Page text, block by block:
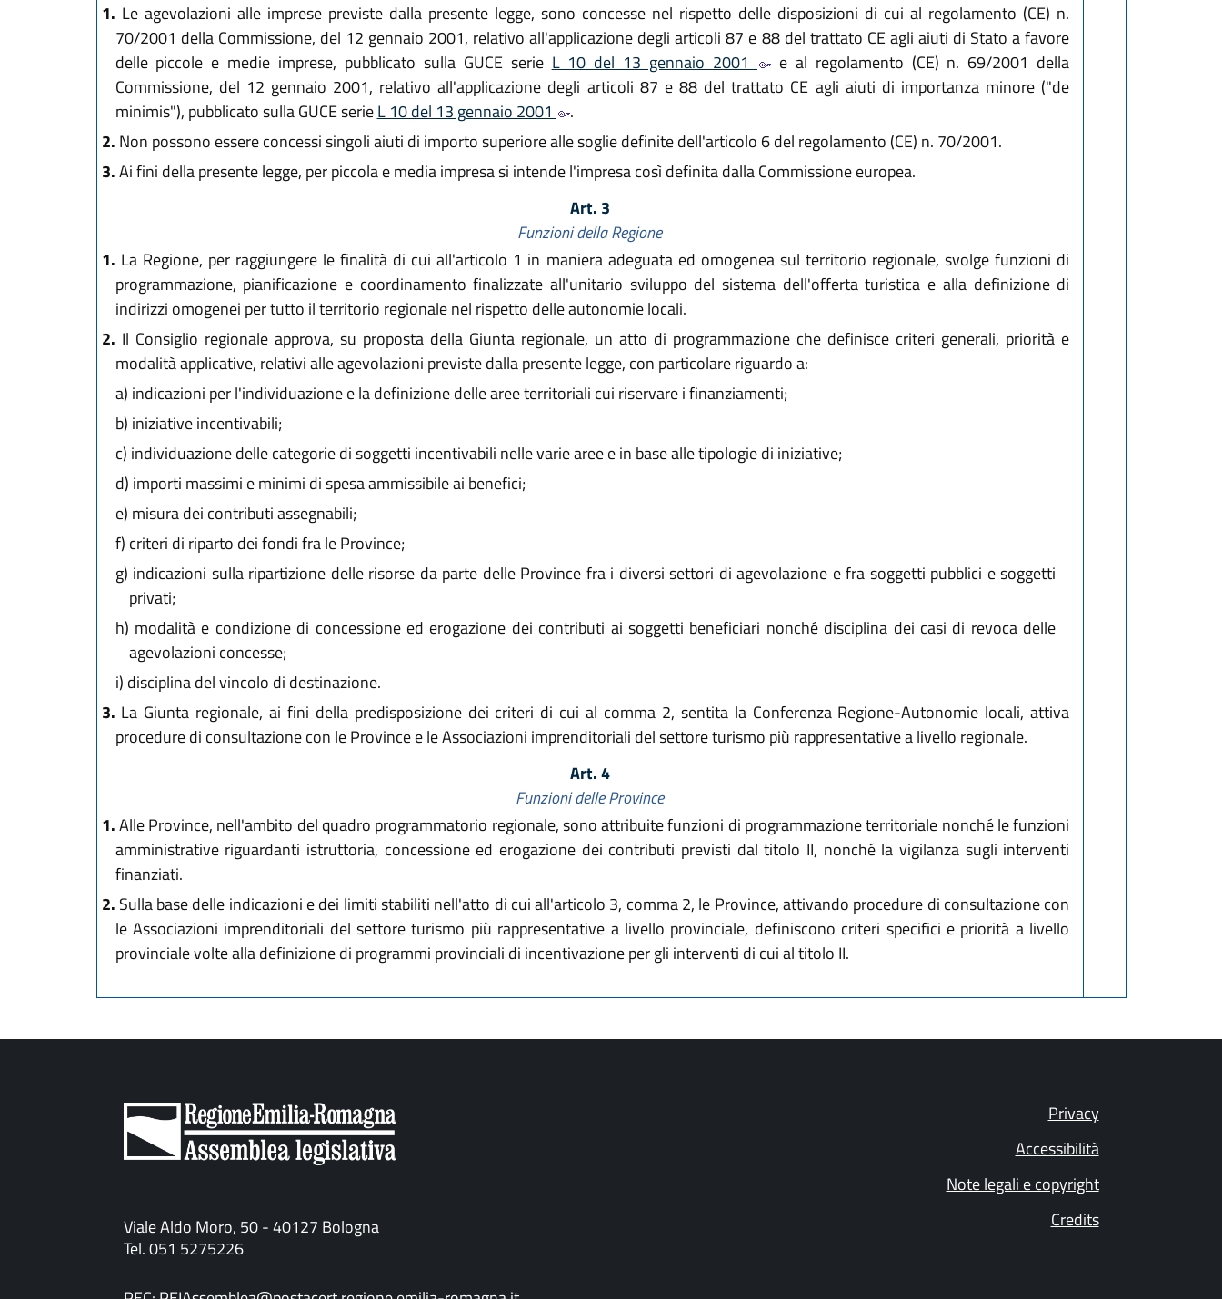
1. Le agevolazioni alle imprese previste dalla presente legge, sono concesse nel rispetto delle disposizioni di cui al regolamento (CE) n.
70/2001 della Commissione, del 12 gennaio 2001, relativo all'applicazione degli articoli 87 e 88 del trattato CE agli aiuti di Stato a favore
delle piccole e medie imprese, pubblicato sulla GUCE serie L 10 del 13 gennaio 2001
e al regolamento (CE) n. 69/2001 della
Commissione, del 12 gennaio 2001, relativo all'applicazione degli articoli 87 e 88 del trattato CE agli aiuti di importanza minore ("de
minimis"), pubblicato sulla GUCE serieL 10 del 13 gennaio 2001
.
2. Non possono essere concessi singoli aiuti di importo superiore alle soglie definite dell'articolo 6 del regolamento (CE) n. 70/2001.
3.Ai fini della presente legge, per piccola e media impresa si intende l'impresa così definita dalla Commissione europea.
Art. 3
Funzioni della Regione
1. La Regione, per raggiungere le finalità di cui all'articolo 1 in maniera adeguata ed omogenea sul territorio regionale, svolge funzioni di
programmazione, pianificazione e coordinamento finalizzate all'unitario sviluppo del sistema dell'offerta turistica e alla definizione di
indirizzi omogenei per tutto il territorio regionale nel rispetto delle autonomie locali.
2. Il Consiglio regionale approva, su proposta della Giunta regionale, un atto di programmazione che definisce criteri generali, priorità e
modalità applicative, relativi alle agevolazioni previste dalla presente legge, con particolare riguardo a:
a) indicazioni per l'individuazione e la definizione delle aree territoriali cui riservare i finanziamenti;
b) iniziative incentivabili;
c) individuazione delle categorie di soggetti incentivabili nelle varie aree e in base alle tipologie di iniziative;
d) importi massimi e minimi di spesa ammissibile ai benefici;
e) misura dei contributi assegnabili;
f) criteri di riparto dei fondi fra le Province;
g) indicazioni sulla ripartizione delle risorse da parte delle Province fra i diversi settori di agevolazione e fra soggetti pubblici e soggetti
privati;
h) modalità e condizione di concessione ed erogazione dei contributi ai soggetti beneficiari nonché disciplina dei casi di revoca delle
agevolazioni concesse;
i) disciplina del vincolo di destinazione.
3. La Giunta regionale, ai fini della predisposizione dei criteri di cui al comma 2, sentita la Conferenza Regione-Autonomie locali, attiva
procedure di consultazione con le Province e le Associazioni imprenditoriali del settore turismo più rappresentative a livello regionale.
Art. 4
Funzioni delle Province
1.Alle Province, nell'ambito del quadro programmatorio regionale, sono attribuite funzioni di programmazione territoriale nonché le funzioni
amministrative riguardanti istruttoria, concessione ed erogazione dei contributi previsti dal titolo II, nonché la vigilanza sugli interventi
finanziati.
2. Sulla base delle indicazioni e dei limiti stabiliti nell'atto di cui all'articolo 3, comma 2, le Province, attivando procedure di consultazione con
le Associazioni imprenditoriali del settore turismo più rappresentative a livello provinciale, definiscono criteri specifici e priorità a livello
provinciale volte alla definizione di programmi provinciali di incentivazione per gli interventi di cui al titolo II.
Viale Aldo Moro, 50 - 40127 Bologna
Tel. 051 5275226
Privacy
Accessibilità
Note legali e copyright
Credits